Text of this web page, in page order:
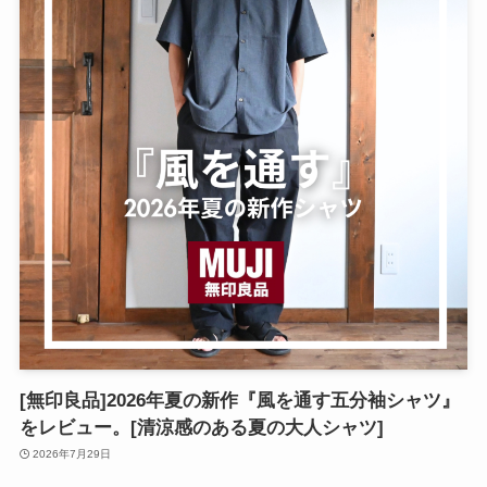
[無印良品]2026年夏の新作『風を通す五分袖シャツ』
をレビュー。[清涼感のある夏の大人シャツ]
2026年7月29日